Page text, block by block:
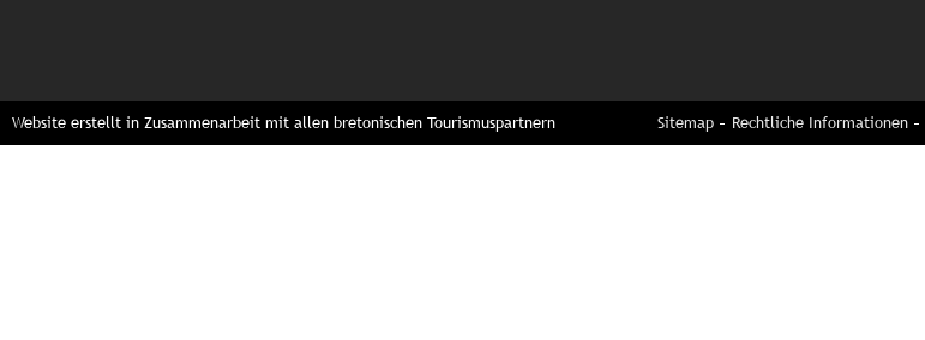
Website erstellt in Zusammenarbeit mit allen bretonischen Tourismuspartnern Sitemap Rechtliche Informationen